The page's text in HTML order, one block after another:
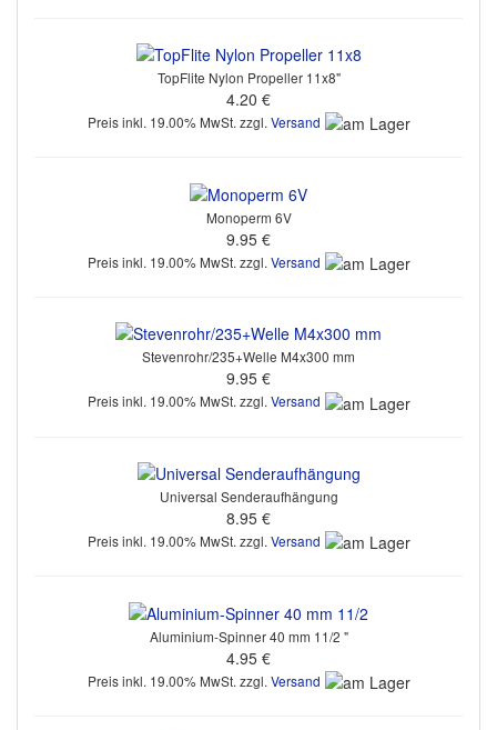
TopFlite Nylon Propeller 11x8"
4.20 €
Preis inkl. 19.00% MwSt. zzgl. Versand
Monoperm 6V
9.95 €
Preis inkl. 19.00% MwSt. zzgl. Versand
Stevenrohr/235+Welle M4x300 mm
9.95 €
Preis inkl. 19.00% MwSt. zzgl. Versand
Universal Senderaufhängung
8.95 €
Preis inkl. 19.00% MwSt. zzgl. Versand
Aluminium-Spinner 40 mm 11/2 "
4.95 €
Preis inkl. 19.00% MwSt. zzgl. Versand